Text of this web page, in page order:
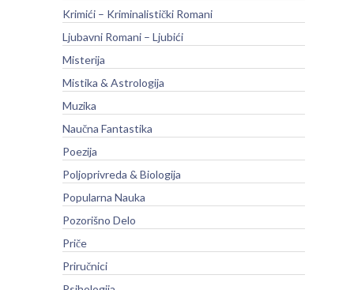
Krimići – Kriminalistički Romani
Ljubavni Romani – Ljubići
Misterija
Mistika & Astrologija
Muzika
Naučna Fantastika
Poezija
Poljoprivreda & Biologija
Popularna Nauka
Pozorišno Delo
Priče
Priručnici